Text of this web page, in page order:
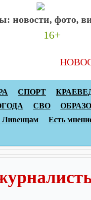
новости, фото,
16+
СПОРТ
СВО
Ливенцам
Есть